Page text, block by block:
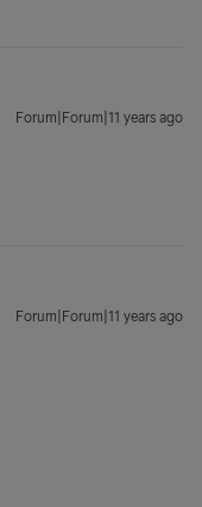
Forum|Forum|11 years ago
Forum|Forum|11 years ago